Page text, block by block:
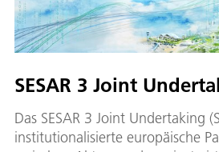
SESAR 3 Joint
Das SESAR 3 Joint Undertaking
institutionalisierte europäische